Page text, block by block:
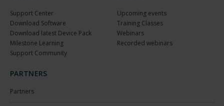
Support Center
Download Software
Download latest Device Pack
Milestone Learning
Support Community
Upcoming events
Training Classes
Webinars
Recorded webinars
PARTNERS
Partners